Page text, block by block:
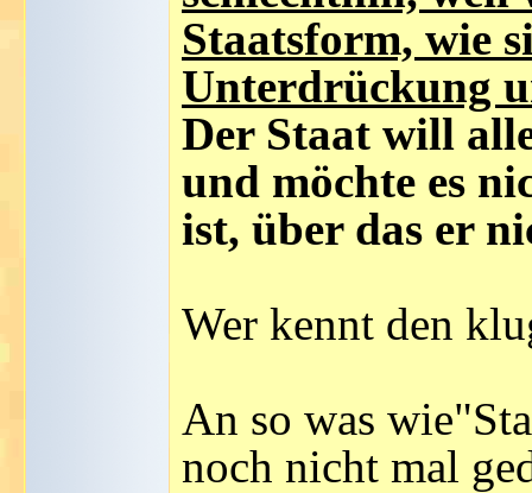
Staatsform, wie
Unterdrückung
Der Staat will
und möchte es
ist, über das er
Wer kennt den
An so was
noch nicht mal